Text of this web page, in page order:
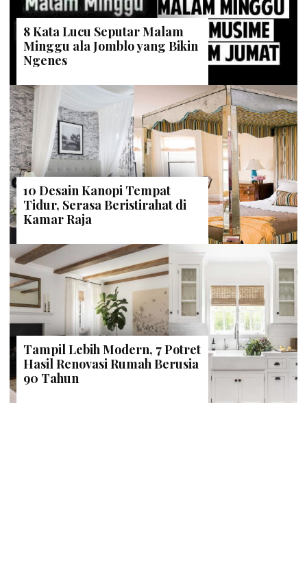
8 Kata Lucu Seputar Malam
Minggu ala Jomblo yang Bikin
Ngenes
10 Desain Kanopi Tempat
Tidur, Serasa Beristirahat di
Kamar Raja
Tampil Lebih Modern, 7 Potret
Hasil Renovasi Rumah Berusia
90 Tahun